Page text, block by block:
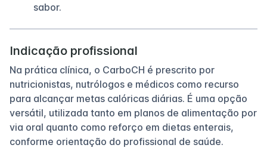
sabor.
Indicação profissional
Na prática clínica, o CarboCH é prescrito por
nutricionistas, nutrólogos e médicos como recurso
para alcançar metas calóricas diárias. É uma opção
versátil, utilizada tanto em planos de alimentação por
via oral quanto como reforço em dietas enterais,
conforme orientação do profissional de saúde.